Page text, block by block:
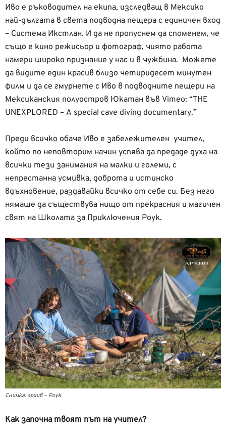
Иво е ръководител на екипа, изследващ в Мексико
най-дългата в света подводна пещера с единичен вход
– Система Икстлан. И да не пропуснем да споменем, че
също е кино режисьор и фотограф, чиято работа
намери широко признание у нас и в чужбина. Можете
да видите един красив близо четиридесет минутен
филм и да се гмурнете с Иво в подводните пещери на
Мексиканския полуостров Юкатан във Vimeo: “THE
UNEXPLORED – A special cave diving documentary.”
Преди всичко обаче Иво е забележителен учител,
който по неповторим начин успява да предаде духа на
всички тези занимания на малки и големи, с
непрестанна усмивка, доброта и истинско
вдъхновение, раздавайки всичко от себе си. Без него
нямаше да съществува нищо от прекрасния и магичен
свят на Школата за Приключения Роук.
Снимка: архив – Роук
Как започна твоят път на учител?